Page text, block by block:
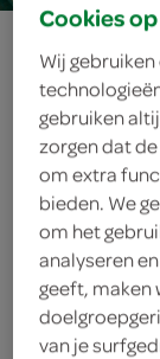
1 handje
Cookies
Wij
gebruiken
zorgen dat
om extra
bieden. We
om het
analyseren
geeft, maken
van je